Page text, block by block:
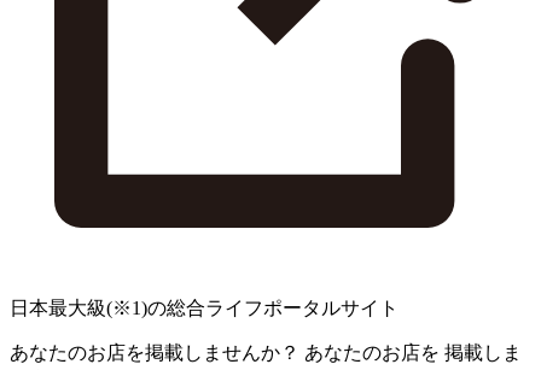
日本最大級(※1)の総合ライフポータルサイト
あなたのお店を掲載しませんか？ あなたのお店を 掲載しま